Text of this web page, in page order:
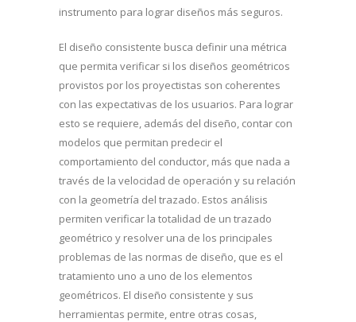
instrumento para lograr diseños más seguros.
El diseño consistente busca definir una métrica
que permita verificar si los diseños geométricos
provistos por los proyectistas son coherentes
con las expectativas de los usuarios. Para lograr
esto se requiere, además del diseño, contar con
modelos que permitan predecir el
comportamiento del conductor, más que nada a
través de la velocidad de operación y su relación
con la geometría del trazado. Estos análisis
permiten verificar la totalidad de un trazado
geométrico y resolver una de los principales
problemas de las normas de diseño, que es el
tratamiento uno a uno de los elementos
geométricos. El diseño consistente y sus
herramientas permite, entre otras cosas,